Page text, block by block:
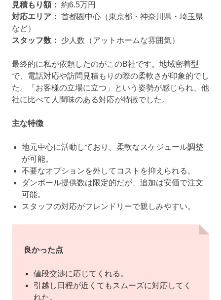
見積もり額： 約6.5万円
対応エリア： 首都圏中心（東京都・神奈川県・埼玉県
など）
スタッフ数：
少人数（アットホームな雰囲気）
最終的に私が依頼したのがこのB社です。地域密着型
で、電話対応や訪問見積もりの際の柔軟さが印象的でし
た。「お客様の立場に立つ」という姿勢が感じられ、他
社に比べて人間味のある対応が特徴でした。
主な特徴
地元中心に活動しており、柔軟なスケジュール調整
が可能。
不要なオプションを外してコストを抑えられる。
ダンボール提供数は限定的だが、追加は安価で注文
可能。
スタッフの対応がフレンドリーで親しみやすい。
良かった点
値段交渉に応じてくれる。
引越し日程が近くてもスムーズに対応してく
れた。